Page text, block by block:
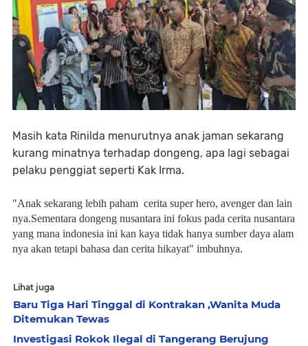
Masih kata Rinilda menurutnya anak jaman sekarang
kurang minatnya terhadap dongeng, apa lagi sebagai
pelaku penggiat seperti Kak Irma.
"Anak sekarang lebih paham cerita super hero, avenger dan lain
nya.Sementara dongeng nusantara ini fokus pada cerita nusantara
yang mana indonesia ini kan kaya tidak hanya sumber daya alam
nya akan tetapi bahasa dan cerita hikayat" imbuhnya.
Lihat juga
Baru Tiga Hari Tinggal di Kontrakan ,Wanita Muda
Ditemukan Tewas
Investigasi Rokok Ilegal di Tangerang Berujung